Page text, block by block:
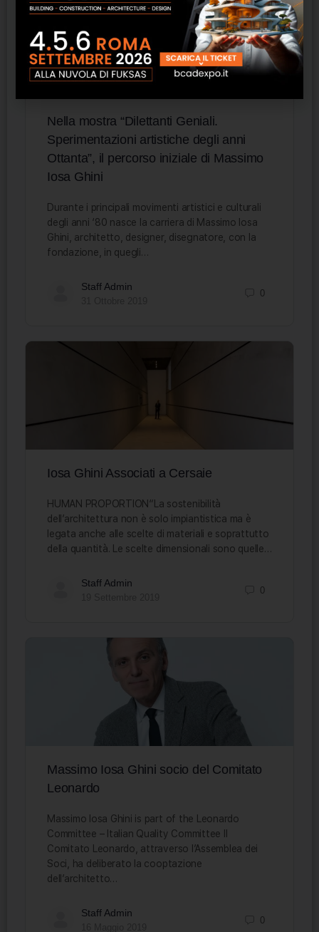
Nella mostra “Dilettanti Geniali.
Sperimentazioni artistiche degli anni
Ottanta”, il percorso iniziale di Massimo
Iosa Ghini
Durante i principali movimenti artistici e culturali
degli anni ‘80 nasce la carriera di Massimo Iosa
Ghini, architetto, designer, disegnatore, con la
fondazione, in quegli…
Staff Admin
0
Iosa Ghini Associati a Cersaie
HUMAN PROPORTION“La sostenibilità
dell’architettura non è solo impiantistica ma è
legata anche alle scelte di materiali e soprattutto
della quantità. Le scelte dimensionali sono quelle…
Staff Admin
0
Massimo Iosa Ghini socio del Comitato
Leonardo
Massimo Iosa Ghini is part of the Leonardo
Committee – Italian Quality Committee Il
Comitato Leonardo, attraverso l’Assemblea dei
Soci, ha deliberato la cooptazione
dell’architetto…
Staff Admin
0